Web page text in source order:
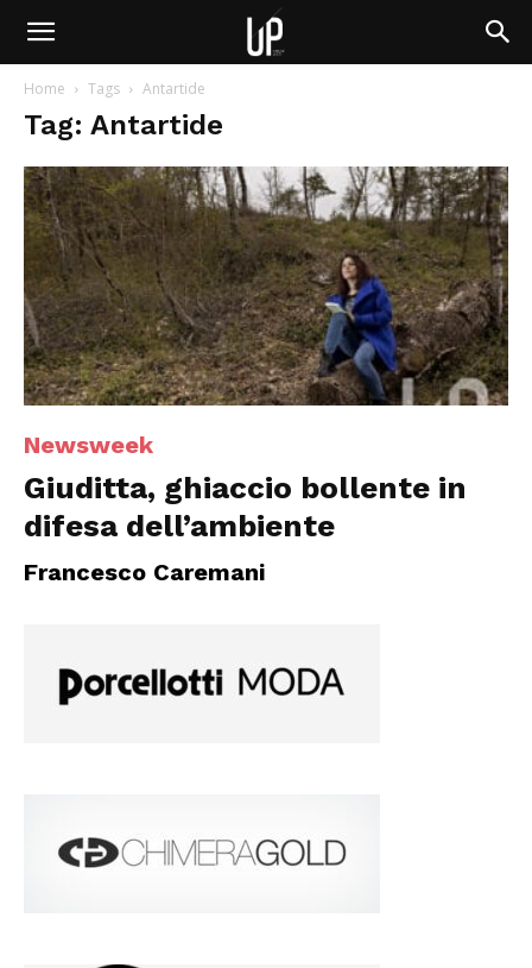
Home Tags Antartide
Tag: Antartide
Newsweek
Giuditta, ghiaccio bollente in
difesa dell’ambiente
Francesco Caremani